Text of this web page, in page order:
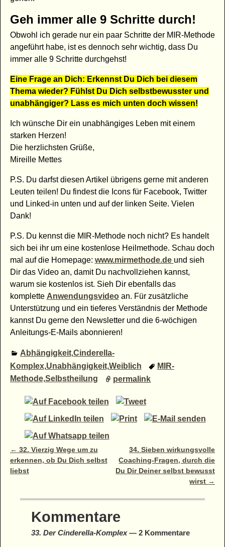
Geh immer alle 9 Schritte durch!
Obwohl ich gerade nur ein paar Schritte der MIR-Methode
angeführt habe, ist es dennoch sehr wichtig, dass Du
immer alle 9 Schritte durchgehst!
Eine Frage an Dich: Erkennst Du Dich bei diesem
Thema wieder? Fühlst Du Dich selbstbewusster und
unabhängiger? Lass es mich unten doch wissen!
Ich wünsche Dir ein unabhängiges Leben mit einem
starken Herzen!
Die herzlichsten Grüße,
Mireille Mettes
P.S. Du darfst diesen Artikel übrigens gerne mit anderen
Leuten teilen! Du findest die Icons für Facebook, Twitter
und Linked-in unten und auf der linken Seite. Vielen
Dank!
P.S. Du kennst die MIR-Methode noch nicht? Es handelt
sich bei ihr um eine kostenlose Heilmethode. Schau doch
mal auf die Homepage: www.mirmethode.de und sieh
Dir das Video an, damit Du nachvollziehen kannst,
warum sie kostenlos ist. Sieh Dir ebenfalls das
komplette Anwendungsvideoan. Für zusätzliche
Unterstützung und ein tieferes Verständnis der Methode
kannst Du gerne den Newsletter und die 6-wöchigen
Anleitungs-E-Mails abonnieren!
Abhängigkeit,Cinderella-
Komplex,Unabhängigkeit,Weiblich
MIR-
Methode,Selbstheilung permalink
Artikelnavigation
← 32. Vierzig Wege um zu
erkennen, ob Du Dich selbst
liebst
34. Sieben wirkungsvolle
Coaching-Fragen, durch die
Du Dir Deiner selbst bewusst
wirst →
Kommentare
33. Der Cinderella-Komplex— 2 Kommentare